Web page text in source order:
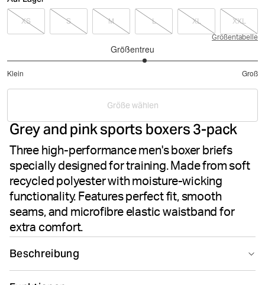
XS S M L XL XXL
Größentabelle
Größentreu
Klein Groß
von
5
Bewertungen
Größe wählen
Grey and pink sports boxers 3-pack
Three high-performance men's boxer briefs
specially designed for training. Made from soft
recycled polyester with moisture-wicking
functionality. Features perfect fit, smooth
seams, and microfibre elastic waistband for
extra comfort.
Beschreibung